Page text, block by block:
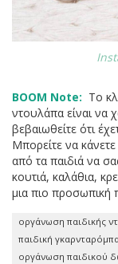
BOOM Note: Το
ντουλάπα είναι να
βεβαιωθείτε ότι
Μπορείτε να
από τα παιδιά να
κουτιά, καλάθια,
μια πιο προσωπική
οργάνωση παιδικής
παιδική
οργάνωση παιδικού